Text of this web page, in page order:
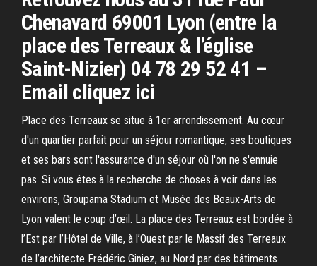
Chenavard 69001 Lyon (entre la
place des Terreaux & l’église
Saint-Nizier) 04 78 29 52 41 –
Email cliquez ici
Place des Terreaux se situe à 1er arrondissement. Au cœur
d'un quartier parfait pour un séjour romantique, ses boutiques
et ses bars sont l'assurance d'un séjour où l'on ne s'ennuie
pas. Si vous êtes à la recherche de choses à voir dans les
environs, Groupama Stadium et Musée des Beaux-Arts de
Lyon valent le coup d’œil. La place des Terreaux est bordée à
l’Est par l’Hôtel de Ville, à l’Ouest par le Massif des Terreaux
de l’architecte Frédéric Giniez, au Nord par des bâtiments